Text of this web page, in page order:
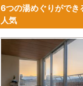
6つの湯めぐりができ
人気